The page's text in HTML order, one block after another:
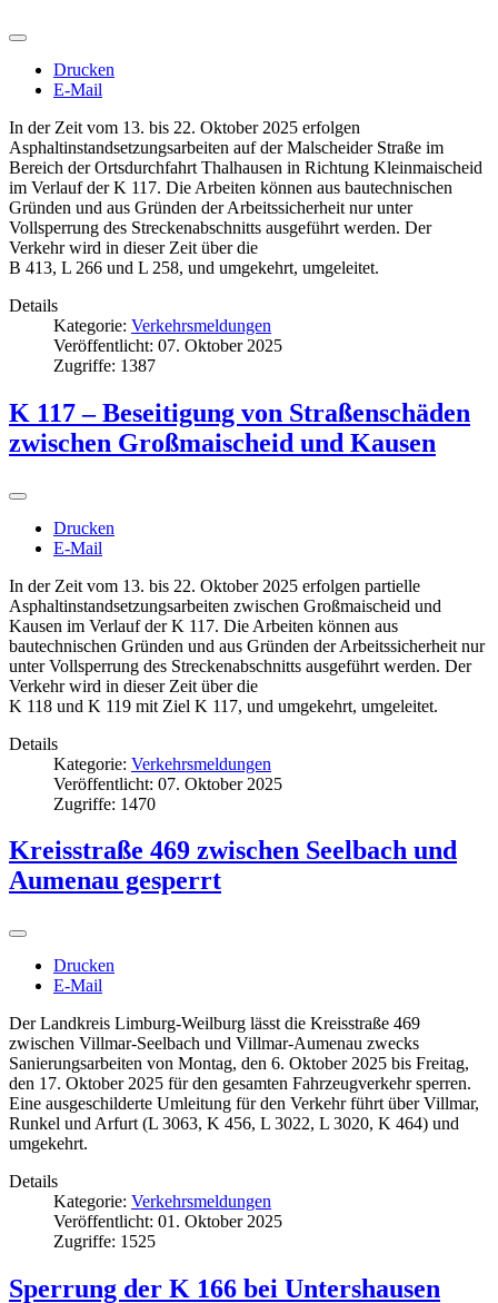
Drucken
E-Mail
In der Zeit vom 13. bis 22. Oktober 2025 erfolgen
Asphaltinstandsetzungsarbeiten auf der Malscheider Straße im
Bereich der Ortsdurchfahrt Thalhausen in Richtung Kleinmaischeid
im Verlauf der K 117. Die Arbeiten können aus bautechnischen
Gründen und aus Gründen der Arbeitssicherheit nur unter
Vollsperrung des Streckenabschnitts ausgeführt werden. Der
Verkehr wird in dieser Zeit über die
B 413, L 266 und L 258, und umgekehrt, umgeleitet.
Details
Kategorie: Verkehrsmeldungen
Veröffentlicht: 07. Oktober 2025
Zugriffe: 1387
K 117 – Beseitigung von Straßenschäden
zwischen Großmaischeid und Kausen
Drucken
E-Mail
In der Zeit vom 13. bis 22. Oktober 2025 erfolgen partielle
Asphaltinstandsetzungsarbeiten zwischen Großmaischeid und
Kausen im Verlauf der K 117. Die Arbeiten können aus
bautechnischen Gründen und aus Gründen der Arbeitssicherheit nur
unter Vollsperrung des Streckenabschnitts ausgeführt werden. Der
Verkehr wird in dieser Zeit über die
K 118 und K 119 mit Ziel K 117, und umgekehrt, umgeleitet.
Details
Kategorie: Verkehrsmeldungen
Veröffentlicht: 07. Oktober 2025
Zugriffe: 1470
Kreisstraße 469 zwischen Seelbach und
Aumenau gesperrt
Drucken
E-Mail
Der Landkreis Limburg-Weilburg lässt die Kreisstraße 469
zwischen Villmar-Seelbach und Villmar-Aumenau zwecks
Sanierungsarbeiten von Montag, den 6. Oktober 2025 bis Freitag,
den 17. Oktober 2025 für den gesamten Fahrzeugverkehr sperren.
Eine ausgeschilderte Umleitung für den Verkehr führt über Villmar,
Runkel und Arfurt (L 3063, K 456, L 3022, L 3020, K 464) und
umgekehrt.
Details
Kategorie: Verkehrsmeldungen
Veröffentlicht: 01. Oktober 2025
Zugriffe: 1525
Sperrung der K 166 bei Untershausen